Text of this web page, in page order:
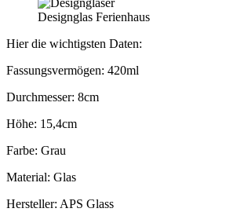
Designglas Ferienhaus
Hier die wichtigsten Daten:
Fassungsvermögen: 420ml
Durchmesser: 8cm
Höhe: 15,4cm
Farbe: Grau
Material: Glas
Hersteller: APS Glass